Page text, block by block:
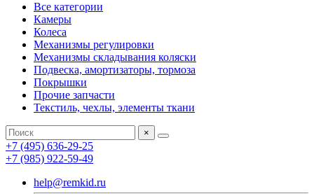
Все категории
Камеры
Колеса
Механизмы регулировки
Механизмы складывания коляски
Подвеска, амортизаторы, тормоза
Покрышки
Прочие запчасти
Текстиль, чехлы, элементы ткани
×
+7 (495) 636-29-25
+7 (985) 922-59-49
help@remkid.ru